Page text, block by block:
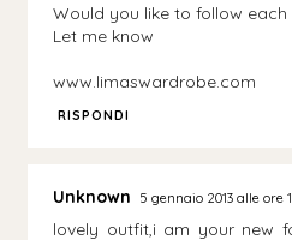
Would you like to follow each
Let me know
www.limaswardrobe.com
RISPONDI
Unknown 5 gennaio 2013 alle ore
lovely outfit,i am your new